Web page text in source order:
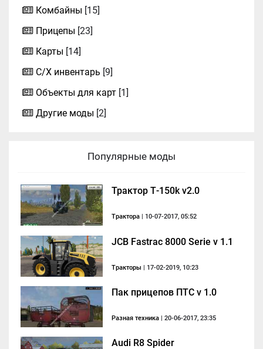
Комбайны [15]
Прицепы [23]
Карты [14]
С/Х инвентарь [9]
Объекты для карт [1]
Другие моды [2]
Популярные моды
Трактор Т-150k v2.0
Трактора | 10-07-2017, 05:52
JCB Fastrac 8000 Serie v 1.1
Тракторы | 17-02-2019, 10:23
Пак прицепов ПТС v 1.0
Разная техника | 20-06-2017, 23:35
Audi R8 Spider